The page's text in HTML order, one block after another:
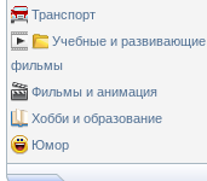
Транспорт
Учебные и развивающие
фильмы
Фильмы и анимация
Хобби и образование
Юмор